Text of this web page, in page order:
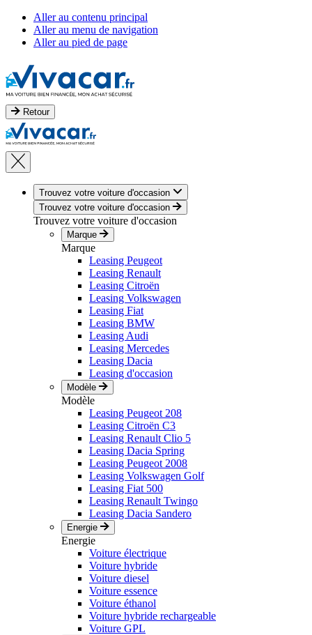
Aller au contenu principal
Aller au menu de navigation
Aller au pied de page
Retour
Trouvez votre voiture d'occasion
Trouvez votre voiture d'occasion
Trouvez votre voiture d'occasion
Marque
Marque
Leasing Peugeot
Leasing Renault
Leasing Citroën
Leasing Volkswagen
Leasing Fiat
Leasing BMW
Leasing Audi
Leasing Mercedes
Leasing Dacia
Leasing d'occasion
Modèle
Modèle
Leasing Peugeot 208
Leasing Citroën C3
Leasing Renault Clio 5
Leasing Dacia Spring
Leasing Peugeot 2008
Leasing Volkswagen Golf
Leasing Fiat 500
Leasing Renault Twingo
Leasing Dacia Sandero
Energie
Energie
Voiture électrique
Voiture hybride
Voiture diesel
Voiture essence
Voiture éthanol
Voiture hybride rechargeable
Voiture GPL